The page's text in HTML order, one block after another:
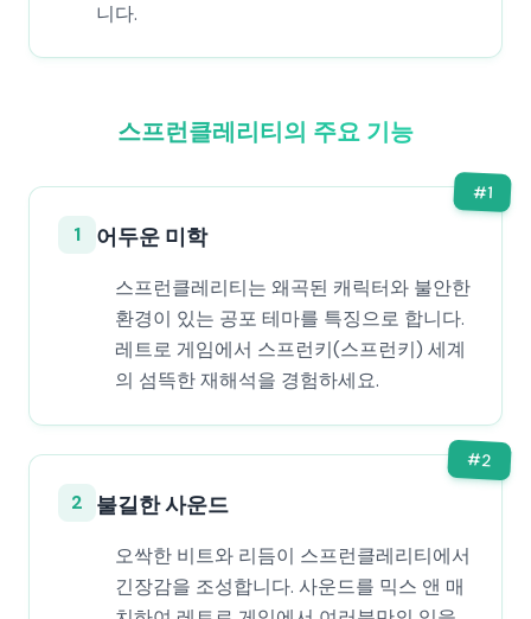
니다.
스프런클레리티의 주요 기능
#1
1 어두운 미학
스프런클레리티는 왜곡된 캐릭터와 불안한
환경이 있는 공포 테마를 특징으로 합니다.
레트로 게임에서 스프런키(스프런키) 세계
의 섬뜩한 재해석을 경험하세요.
#2
2 불길한 사운드
오싹한 비트와 리듬이 스프런클레리티에서
긴장감을 조성합니다. 사운드를 믹스 앤 매